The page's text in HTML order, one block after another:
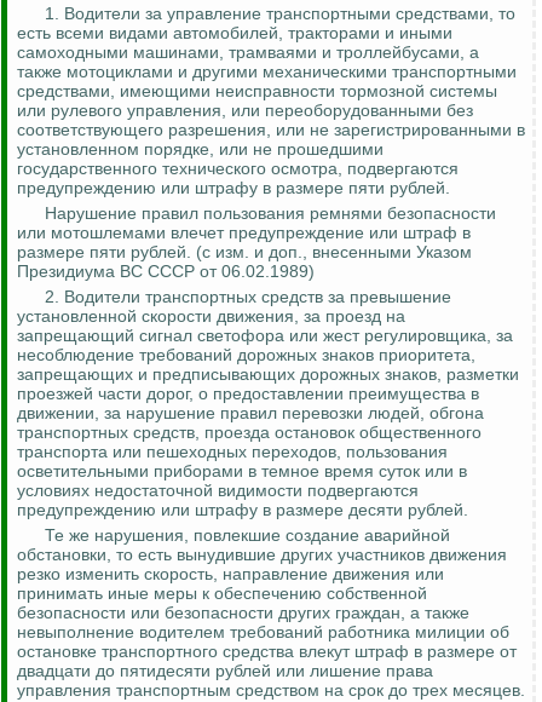
1. Водители за управление транспортными средствами, то
есть всеми видами автомобилей, тракторами и иными
самоходными машинами, трамваями и троллейбусами, а
также мотоциклами и другими механическими транспортными
средствами, имеющими неисправности тормозной системы
или рулевого управления, или переоборудованными без
соответствующего разрешения, или не зарегистрированными в
установленном порядке, или не прошедшими
государственного технического осмотра, подвергаются
предупреждению или штрафу в размере пяти рублей.
Нарушение правил пользования ремнями безопасности
или мотошлемами влечет предупреждение или штраф в
размере пяти рублей. (с изм. и доп., внесенными Указом
Президиума ВС СССР от 06.02.1989)
2. Водители транспортных средств за превышение
установленной скорости движения, за проезд на
запрещающий сигнал светофора или жест регулировщика, за
несоблюдение требований дорожных знаков приоритета,
запрещающих и предписывающих дорожных знаков, разметки
проезжей части дорог, о предоставлении преимущества в
движении, за нарушение правил перевозки людей, обгона
транспортных средств, проезда остановок общественного
транспорта или пешеходных переходов, пользования
осветительными приборами в темное время суток или в
условиях недостаточной видимости подвергаются
предупреждению или штрафу в размере десяти рублей.
Те же нарушения, повлекшие создание аварийной
обстановки, то есть вынудившие других участников движения
резко изменить скорость, направление движения или
принимать иные меры к обеспечению собственной
безопасности или безопасности других граждан, а также
невыполнение водителем требований работника милиции об
остановке транспортного средства влекут штраф в размере от
двадцати до пятидесяти рублей или лишение права
управления транспортным средством на срок до трех месяцев.